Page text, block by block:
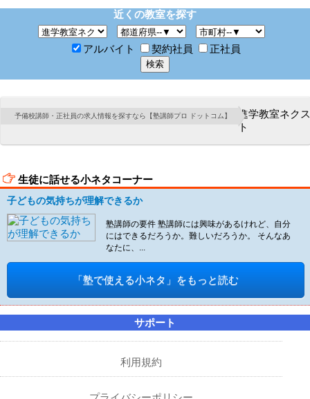
近くの教室を探す
アルバイト 契約社員 正社員
予備校講師・正社員の求人情報を探すなら【塾講師プロ ドットコム】
進学教室ネクス
ト
生徒に話せる小ネタコーナー
子どもの気持ちが理解できるか
塾講師の要件 塾講師には興味があるけれど、自分
にはできるだろうか。難しいだろうか。 そんなあ
なたに、...
「塾で使える小ネタ」をもっと読む
サポート
利用規約